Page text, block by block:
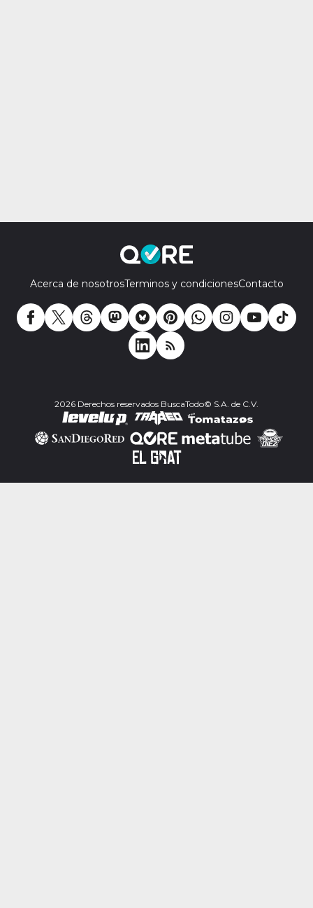
Acerca de nosotrosTerminos y condicionesContacto
2026 Derechos reservados BuscaTodo© S.A. de C.V.